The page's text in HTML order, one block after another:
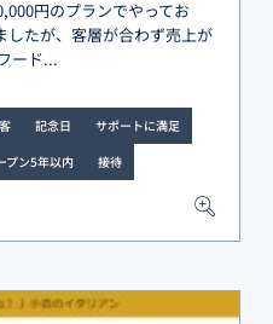
円のプランでやってお
したが、客層が合わず売上が
ード...
記念日
サポートに満足
プン5年以内 接待